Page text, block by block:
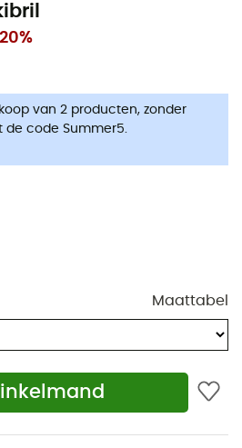
van 2 producten, zonder
de code Summer5.
Maattabel